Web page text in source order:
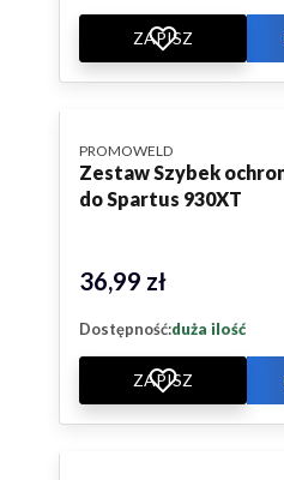
ZAPISZ
Zestaw Szybek
do Spartus 930XT
PRODUCENT
PROMOWELD
Cena
36,99 zł
Dostępność:duża ilość
ZAPISZ